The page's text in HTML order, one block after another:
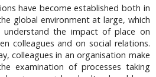
have become established both in
global environment at large, which
the impact of place on
colleagues and on social relations.
colleagues in an organisation make
examination of processes taking